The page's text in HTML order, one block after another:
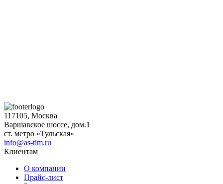
117105, Москва
Варшавское шоссе, дом.1
ст. метро «Тульская»
info@as-tim.ru
Клиентам
О компании
Прайс-лист